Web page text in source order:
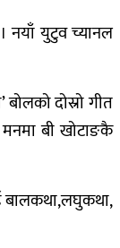
। नयाँ युटुव च्यानल
दोस्रो गीत
बी खोटाङकै
बालकथा,लघुकथा,